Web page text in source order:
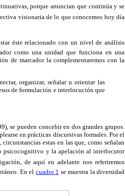
porque anuncian que continúa y se
visionaria de lo que conocemos hoy día
éste relacionado con un nivel de análisis
como una unidad que funciona en una
de marcador la complementaremos con la
organizar, señalar u orientar las
de formulación e interlocución que
se pueden concebir en dos grandes grupos.
en prácticas discursivas formales. Por el
estas en las que, como señalan
psicocognitivo y la apelación al interlocutor
de aquí en adelante nos referiremos
En el cuadro 1 se muestra la diversidad